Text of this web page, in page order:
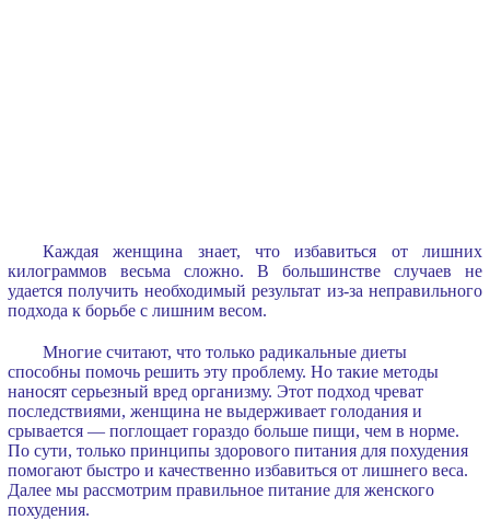
Каждая женщина знает, что избавиться от лишних
килограммов весьма сложно. В большинстве случаев не
удается получить необходимый результат из-за неправильного
подхода к борьбе с лишним весом.
Многие считают, что только радикальные диеты
способны помочь решить эту проблему. Но такие методы
наносят серьезный вред организму. Этот подход чреват
последствиями, женщина не выдерживает голодания и
срывается — поглощает гораздо больше пищи, чем в норме.
По сути, только принципы здорового питания для похудения
помогают быстро и качественно избавиться от лишнего веса.
Далее мы рассмотрим правильное питание для женского
похудения.